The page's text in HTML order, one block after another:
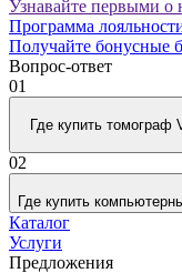
Узнавайте первыми о
Программа
Получайте бонусные
Вопрос-ответ
01
Где купить томограф
02
Где купить
Каталог
Услуги
Предложения